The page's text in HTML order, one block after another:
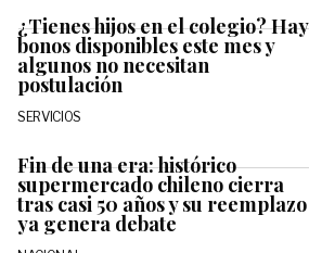
¿Tienes hijos en el colegio? Hay
bonos disponibles este mes y
algunos no necesitan
postulación
SERVICIOS
Fin de una era: histórico
supermercado chileno cierra
tras casi 50 años y su reemplazo
ya genera debate